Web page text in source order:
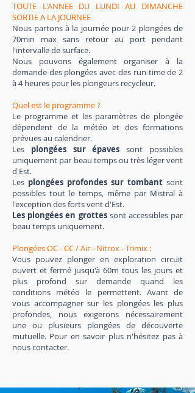
TOUTE L'ANNEE DU LUNDI AU DIMANCHE
SORTIE A LA JOURNEE
Nous partons à la journée pour 2 plongées de
70min max sans retour au port pendant
l'intervalle de surface.
Nous pouvons également organiser à la
demande des plongées avec des run-time de 2
à 4 heures pour les plongeurs recycleur.
Quel est le programme ?
Le programme et les paramètres de plongée
dépendent de la météo et des formations
prévues au calendrier.
Les plongées sur épavessont possibles
uniquement par beau temps ou très léger vent
d'Est.
Les plongées profondes sur tombant sont
possibles tout le temps, même par Mistral à
l'exception des forts vent d'Est.
Les plongées en grottessont accessibles par
beau temps uniquement.
Plongées OC - CC / Air - Nitrox - Trimix :
Vous pouvez plonger en exploration circuit
ouvert et fermé jusqu'à 60m tous les jours et
plus profond sur demande quand les
conditions météo le permettent. Avant de
vous accompagner sur les plongées les plus
profondes, nous exigerons nécessairement
une ou plusieurs plongées de découverte
mutuelle. Pour en savoir plus n'hésitez pas à
nous contacter.